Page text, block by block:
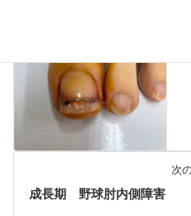
次
成長期 野球肘内側障害